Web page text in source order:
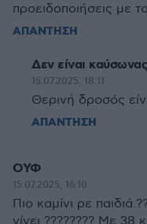
προειδοποιήσεις με
ΑΠΑΝΤΗΣΗ
Δεν είναι καύσωνας
15.07.2025, 18:11
Θερινή δροσός
ΑΠΑΝΤΗΣΗ
ΟΥΦ
15.07.2025, 16:10
Πιο καμίνι ρε